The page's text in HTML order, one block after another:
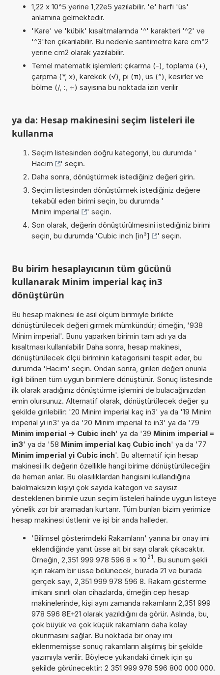
1,22 x 10^5 yerine 1,22e5 yazılabilir. 'e' harfi 'üs'
anlamına gelmektedir.
'Kare' ve 'kübik' kısaltmalarında '^' karakteri '^2' ve
'^3'ten çıkarılabilir. Bu nedenle santimetre kare cm^2
yerine cm2 olarak yazılabilir.
Temel matematik işlemleri: çıkarma (-), toplama (+),
çarpma (*, x), karekök (√), pi (π), üs (^), kesirler ve
bölme (/, :, ÷) sayısına bu noktada izin verilir
ya da: Hesap makinesini seçim listeleri ile
kullanma
Seçim listesinden doğru kategoriyi, bu durumda '
Hacim
' seçin.
Daha sonra, dönüştürmek istediğiniz değeri girin.
Seçim listesinden dönüştürmek istediğiniz değere
tekabül eden birimi seçin, bu durumda '
Minim imperial
' seçin.
Son olarak, değerin dönüştürülmesini istediğiniz birimi
seçin, bu durumda 'Cubic inch [in³] ' seçin.
Bu birim hesaplayıcının tüm gücünü
kullanarak Minim imperial kaç in3
dönüştürün
Bu hesap makinesi ile asıl ölçüm birimiyle birlikte
dönüştürülecek değeri girmek mümkündür; örneğin, '938
Minim imperial'. Bunu yaparken birimin tam adı ya da
kısaltması kullanılabilir Daha sonra, hesap makinesi,
dönüştürülecek ölçü biriminin kategorisini tespit eder, bu
durumda 'Hacim' seçin. Ondan sonra, girilen değeri onunla
ilgili bilinen tüm uygun birimlere dönüştürür. Sonuç listesinde
ilk olarak aradığınız dönüştürme işlemini de bulacağınızdan
emin olursunuz. Alternatif olarak, dönüştürülecek değer şu
şekilde girilebilir: '20 Minim imperial kaç in3' ya da '19 Minim
imperial yi in3' ya da '20 Minim imperial to in3' ya da '79
Minim imperial -> Cubic inch' ya da '39 Minim imperial =
in3' ya da '58 Minim imperial kaç Cubic inch' ya da '77
Minim imperial yi Cubic inch'. Bu alternatif için hesap
makinesi ilk değerin özellikle hangi birime dönüştürüleceğini
de hemen anlar. Bu olasılıklardan hangisini kullandığına
bakılmaksızın kişiyi çok sayıda kategori ve sayısız
desteklenen birimle uzun seçim listeleri halinde uygun listeye
yönelik zor bir aramadan kurtarır. Tüm bunları bizim yerimize
hesap makinesi üstlenir ve işi bir anda halleder.
'Bilimsel gösterimdeki Rakamların' yanına bir onay imi
eklendiğinde yanıt üsse ait bir sayı olarak çıkacaktır.
Örneğin, 2,351 999 978 596 8 × 10 21. Bu sunum şekli
için rakam bir üsse bölünecek, burada 21 ve burada
gerçek sayı, 2,351 999 978 596 8. Rakam gösterme
imkanı sınırlı olan cihazlarda, örneğin cep hesap
makinelerinde, kişi aynı zamanda rakamların 2,351 999
978 596 8E+21 olarak yazıldığını da görür. Aslında, bu,
çok büyük ve çok küçük rakamların daha kolay
okunmasını sağlar. Bu noktada bir onay imi
eklenmemişse sonuç rakamların alışılmış bir şekilde
yazımıyla verilir. Böylece yukarıdaki örnek için şu
şekilde görünecektir: 2 351 999 978 596 800 000 000.